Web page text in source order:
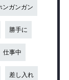
ンガンガン
勝手に
仕事中
差し入れ